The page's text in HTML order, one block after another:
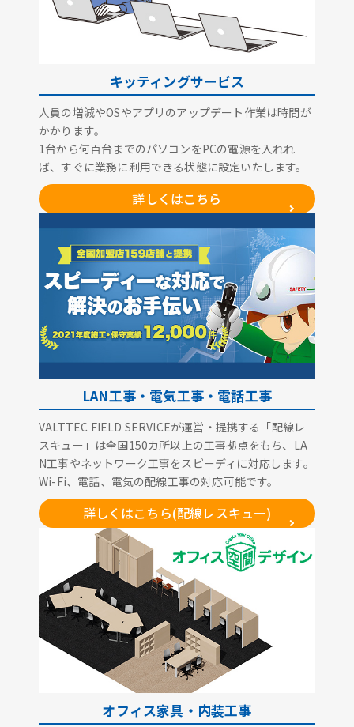
キッティングサービス
人員の増減やOSやアプリのアップデート作業は時間が
かかります。
1台から何百台までのパソコンをPCの電源を入れれ
ば、すぐに業務に利用できる状態に設定いたします。
詳しくはこちら
LAN工事・電気工事・電話工事
VALTTEC FIELD SERVICEが運営・提携する「配線レ
スキュー」は全国150カ所以上の工事拠点をもち、LA
N工事やネットワーク工事をスピーディに対応します。
Wi-Fi、電話、電気の配線工事の対応可能です。
詳しくはこちら(配線レスキュー)
オフィス家具・内装工事